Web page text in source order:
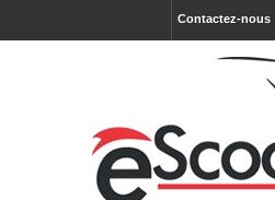
Contactez-nous